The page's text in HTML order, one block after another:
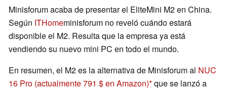
Minisforum acaba de presentar el EliteMini M2 en China.
Según ITHomeminisforum no reveló cuándo estará
disponible el M2. Resulta que la empresa ya está
vendiendo su nuevo mini PC en todo el mundo.
En resumen, el M2 es la alternativa de Minisforum al NUC
16 Pro (actualmente 791 $ en Amazon) que se lanzó a